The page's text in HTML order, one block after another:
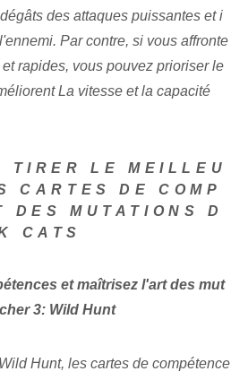
des attaques puissantes et i
Par contre, si vous affronte
rapides, vous pouvez prioriser le
La vitesse et la capacité
TIRER LE MEILLEU
CARTES DE COMP
DES MUTATIONS D
CATS
et maîtrisez l'art des mut
3: Wild Hunt
Hunt, les cartes de compétence